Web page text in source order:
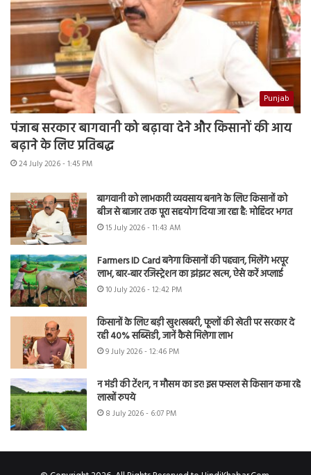
Punjab
पंजाब सरकार बागवानी को बढ़ावा देने और किसानों की आय
बढ़ाने के लिए प्रतिबद्ध
24 July 2026 - 1:45 PM
बागवानी को लाभकारी व्यवसाय बनाने के लिए किसानों को
बीज से बाजार तक पूरा सहयोग दिया जा रहा है: मोहिंदर भगत
15 July 2026 - 11:43 AM
Farmers ID Card बनेगा किसानों की पहचान, मिलेंगे भरपूर
लाभ, बार-बार रजिस्ट्रेशन का झंझट खत्म, ऐसे करें अप्लाई
10 July 2026 - 12:42 PM
किसानों के लिए बड़ी खुशखबरी, फूलों की खेती पर सरकार दे
रही 40% सब्सिडी, जानें कैसे मिलेगा लाभ
9 July 2026 - 12:46 PM
न मंडी की टेंशन, न मौसम का डर! इस फसल से किसान कमा रहे
लाखों रुपये
8 July 2026 - 6:07 PM